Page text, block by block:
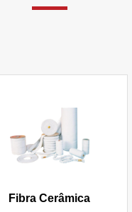
Fibra Cerâmica